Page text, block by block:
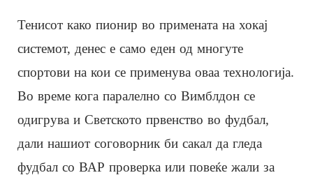
Тенисот како пионир во примената на хокај
системот, денес е само еден од многуте
спортови на кои се применува оваа технологија.
Во време кога паралелно со Вимблдон се
одигрува и Светското првенство во фудбал,
дали нашиот соговорник би сакал да гледа
фудбал со ВАР проверка или повеќе жали за